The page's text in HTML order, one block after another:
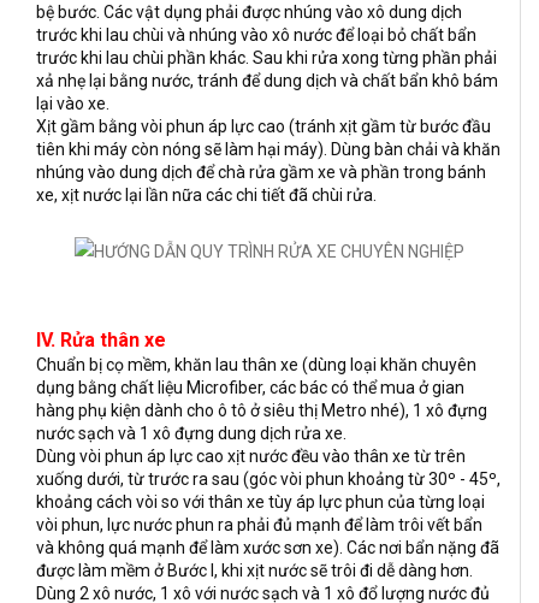
bệ bước. Các vật dụng phải được nhúng vào xô dung dịch
trước khi lau chùi và nhúng vào xô nước để loại bỏ chất bẩn
trước khi lau chùi phần khác. Sau khi rửa xong từng phần phải
xả nhẹ lại bằng nước, tránh để dung dịch và chất bẩn khô bám
lại vào xe.
Xịt gầm bằng vòi phun áp lực cao (tránh xịt gầm từ bước đầu
tiên khi máy còn nóng sẽ làm hại máy). Dùng bàn chải và khăn
nhúng vào dung dịch để chà rửa gầm xe và phần trong bánh
xe, xịt nước lại lần nữa các chi tiết đã chùi rửa.
IV. Rửa thân xe
Chuẩn bị cọ mềm, khăn lau thân xe (dùng loại khăn chuyên
dụng bằng chất liệu Microfiber, các bác có thể mua ở gian
hàng phụ kiện dành cho ô tô ở siêu thị Metro nhé), 1 xô đựng
nước sạch và 1 xô đựng dung dịch rửa xe.
Dùng vòi phun áp lực cao xịt nước đều vào thân xe từ trên
xuống dưới, từ trước ra sau (góc vòi phun khoảng từ 30º - 45º,
khoảng cách vòi so với thân xe tùy áp lực phun của từng loại
vòi phun, lực nước phun ra phải đủ mạnh để làm trôi vết bẩn
và không quá mạnh để làm xước sơn xe). Các nơi bẩn nặng đã
được làm mềm ở Bước I, khi xịt nước sẽ trôi đi dễ dàng hơn.
Dùng 2 xô nước, 1 xô với nước sạch và 1 xô đổ lượng nước đủ